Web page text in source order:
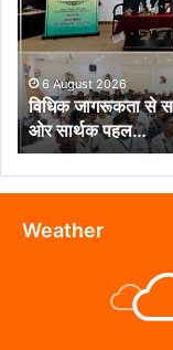
युवा:
नशामुक्त
एवं
न्यायप्रिय
समाज
की
ओर
सार्थक
पहल…
6 August 2026
विधिक जागरूकता से
ओर सार्थक पहल…
Weather